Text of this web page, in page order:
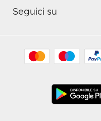
Seguici su